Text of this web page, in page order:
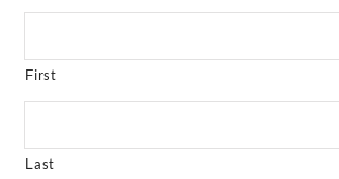
First
Last